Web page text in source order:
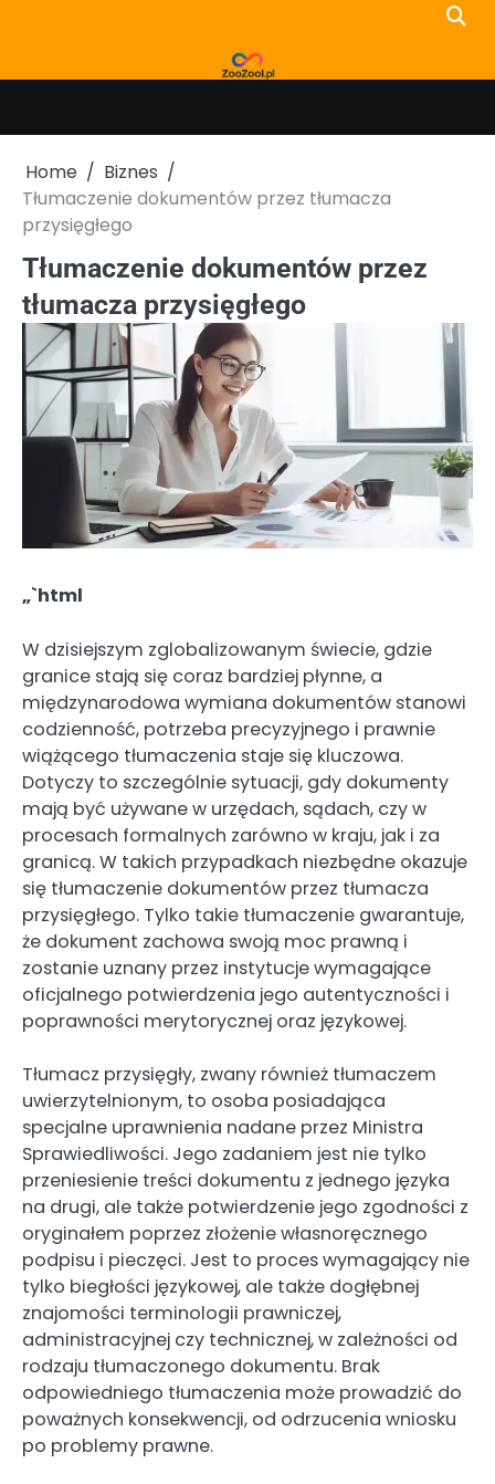
Home
Biznes
Tłumaczenie dokumentów przez tłumacza
przysięgłego
Tłumaczenie dokumentów przez
tłumacza przysięgłego
„`html
W dzisiejszym zglobalizowanym świecie, gdzie
granice stają się coraz bardziej płynne, a
międzynarodowa wymiana dokumentów stanowi
codzienność, potrzeba precyzyjnego i prawnie
wiążącego tłumaczenia staje się kluczowa.
Dotyczy to szczególnie sytuacji, gdy dokumenty
mają być używane w urzędach, sądach, czy w
procesach formalnych zarówno w kraju, jak i za
granicą. W takich przypadkach niezbędne okazuje
się tłumaczenie dokumentów przez tłumacza
przysięgłego. Tylko takie tłumaczenie gwarantuje,
że dokument zachowa swoją moc prawną i
zostanie uznany przez instytucje wymagające
oficjalnego potwierdzenia jego autentyczności i
poprawności merytorycznej oraz językowej.
Tłumacz przysięgły, zwany również tłumaczem
uwierzytelnionym, to osoba posiadająca
specjalne uprawnienia nadane przez Ministra
Sprawiedliwości. Jego zadaniem jest nie tylko
przeniesienie treści dokumentu z jednego języka
na drugi, ale także potwierdzenie jego zgodności z
oryginałem poprzez złożenie własnoręcznego
podpisu i pieczęci. Jest to proces wymagający nie
tylko biegłości językowej, ale także dogłębnej
znajomości terminologii prawniczej,
administracyjnej czy technicznej, w zależności od
rodzaju tłumaczonego dokumentu. Brak
odpowiedniego tłumaczenia może prowadzić do
poważnych konsekwencji, od odrzucenia wniosku
po problemy prawne.